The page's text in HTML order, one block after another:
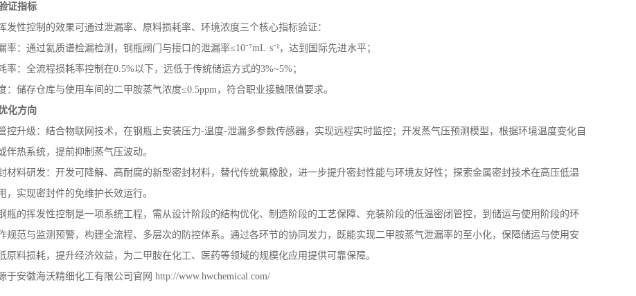
证指标
发性控制的效果可通过泄漏率、原料损耗率、环境浓度三个核心指标验证：
率：通过氦质谱检漏检测，钢瓶阀门与接口的泄漏率≤10⁻⁷mL·s⁻¹，达到国际先进水平；
率：全流程损耗率控制在0.5%以下，远低于传统储运方式的3%~5%；
：储存仓库与使用车间的二甲胺蒸气浓度≤0.5ppm ，符合职业接触限值要求。
化方向
控升级：结合物联网技术，在钢瓶上安装压力-温度-泄漏多参数传感器，实现远程实时监控；开发蒸气压预测模型，根据环境温度变化自
伴热系统，提前抑制蒸气压波动。
材料研发：开发可降解、高耐腐的新型密封材料，替代传统氟橡胶，进一步提升密封性能与环境友好性；探索金属密封技术在高压低温
，实现密封件的免维护长效运行。
瓶的挥发性控制是一项系统工程，需从设计阶段的结构优化、制造阶段的工艺保障、充装阶段的低温密闭管控，到储运与使用阶段的环
规范与监测预警，构建全流程、多层次的防控体系。通过各环节的协同发力，既能实现二甲胺蒸气泄漏率的至小化，保障储运与使用安
原料损耗，提升经济效益，为二甲胺在化工、医药等领域的规模化应用提供可靠保障。
于安徽海沃精细化工有限公司官网 http://www.hwchemical.com/